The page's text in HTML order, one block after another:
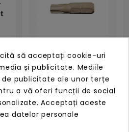
Proxxon 23107.101-
piesa de schimb bit
scurt tx30
PRET
ÎN STOC
să acceptați cookie-uri
și publicitate. Mediile
publicitate ale unor terțe
a vă oferi funcții de social
Acceptați aceste
datelor personale